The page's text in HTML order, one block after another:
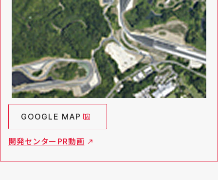
GOOGLE MAP
開発センターPR動画